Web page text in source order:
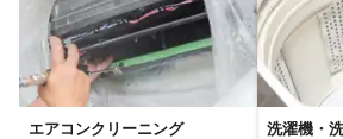
エアコンクリーニング 洗濯機・